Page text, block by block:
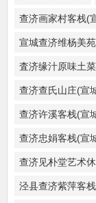
查济画家村客栈(
宣城查济维杨美
査济缘汁原味土
查济查氏山庄(宣
查济许溪客栈(宣
查济忠娟客栈(宣
查济见朴堂艺术
泾县查济紫萍客栈